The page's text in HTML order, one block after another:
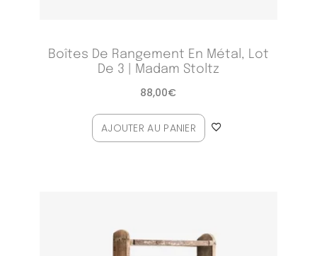
Boîtes De Rangement En Métal, Lot
De 3 | Madam Stoltz
88,00€
AJOUTER AU PANIER